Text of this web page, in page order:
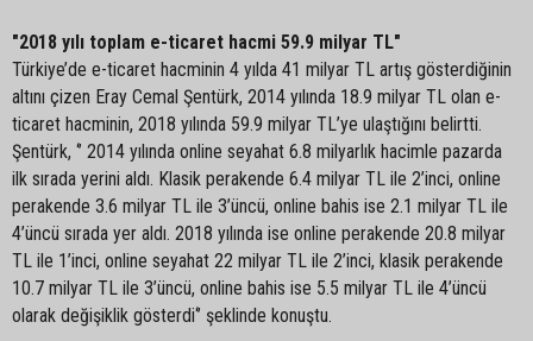
"2018 yılı toplam e-ticaret hacmi 59.9 milyar TL"
Türkiye’de e-ticaret hacminin 4 yılda 41 milyar TL artış gösterdiğinin
altını çizen Eray Cemal Şentürk, 2014 yılında 18.9 milyar TL olan e-
ticaret hacminin, 2018 yılında 59.9 milyar TL’ye ulaştığını belirtti.
Şentürk, ‘’ 2014 yılında online seyahat 6.8 milyarlık hacimle pazarda
ilk sırada yerini aldı. Klasik perakende 6.4 milyar TL ile 2’inci, online
perakende 3.6 milyar TL ile 3’üncü, online bahis ise 2.1 milyar TL ile
4’üncü sırada yer aldı. 2018 yılında ise online perakende 20.8 milyar
TL ile 1’inci, online seyahat 22 milyar TL ile 2’inci, klasik perakende
10.7 milyar TL ile 3’üncü, online bahis ise 5.5 milyar TL ile 4’üncü
olarak değişiklik gösterdi‘’ şeklinde konuştu.